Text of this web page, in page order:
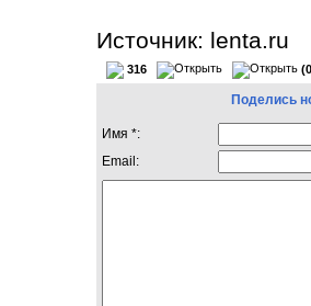
Источник: lenta.ru
316
Поделись
Имя *:
Email: